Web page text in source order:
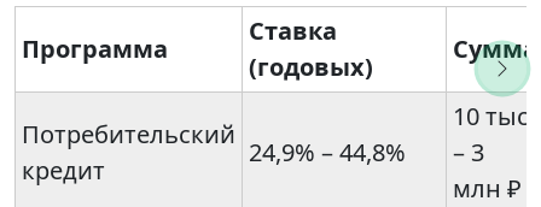
Программа
Ставка
(годовых)
Сумма
Потребительский
кредит
24,9% – 44,8%
10 тыс
– 3
млн ₽